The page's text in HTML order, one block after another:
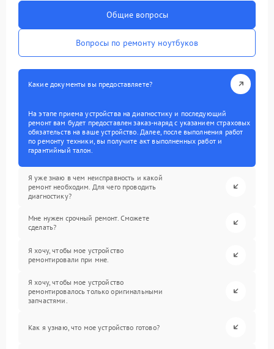
Общие вопросы
Вопросы по ремонту ноутбуков
Какие документы вы предоставляете?
На этапе приема устройства на диагностику и последующий
ремонт вам будет предоставлен заказ-наряд с указанием страховых
обязательств на ваше устройство. Далее, после выполнения работ
по ремонту техники, вы получите акт выполненных работ и
гарантийный талон.
Я уже знаю в чем неисправность и какой
ремонт необходим. Для чего проводить
диагностику?
Мне нужен срочный ремонт. Сможете
сделать?
Я хочу, чтобы мое устройство
ремонтировали при мне.
Я хочу, чтобы мое устройство
ремонтировалось только оригинальными
запчастями.
Как я узнаю, что мое устройство готово?